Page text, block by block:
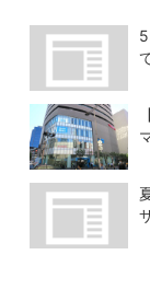
や盆踊り…涼し
ュタイムも！2日